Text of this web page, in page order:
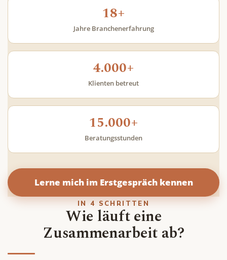
18+
Jahre Branchen­erfahrung
4.000+
Klienten betreut
15.000+
Beratungs­stunden
Lerne mich im Erstgespräch kennen
IN 4 SCHRITTEN
Wie läuft eine
Zusammenarbeit ab?